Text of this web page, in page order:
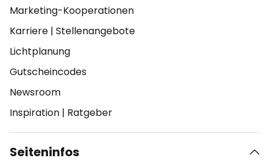
Marketing-Kooperationen
Karriere | Stellenangebote
Lichtplanung
Gutscheincodes
Newsroom
Inspiration | Ratgeber
Seiteninfos